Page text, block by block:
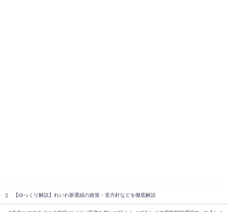
【ゆっくり解説】れいわ新選組の政策・党方針などを徹底解説